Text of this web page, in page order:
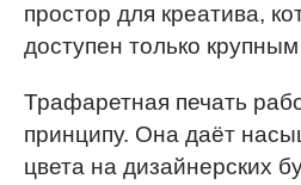
простор для креатива,
доступен только
Трафаретная печать
принципу. Она даёт
цвета на дизайнерских